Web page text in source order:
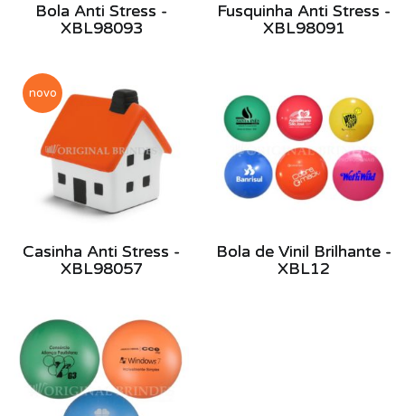
Bola Anti Stress -
XBL98093
Fusquinha Anti Stress -
XBL98091
novo
Casinha Anti Stress -
XBL98057
Bola de Vinil Brilhante -
XBL12